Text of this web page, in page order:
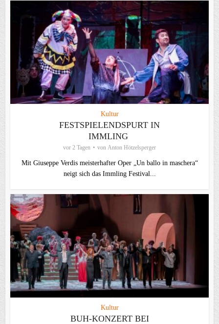
Kultur
FESTSPIELENDSPURT IN
IMMLING
vor 2 Tagen von Anton Hötzelsperger
Mit Giuseppe Verdis meisterhafter Oper „Un ballo in maschera“
neigt sich das Immling Festival...
Kultur
BUH-KONZERT BEI